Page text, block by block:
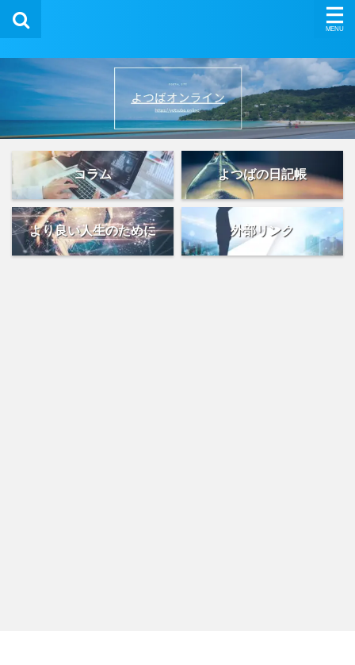
コラム よつばの日記帳
より良い人生のために 外部リンク